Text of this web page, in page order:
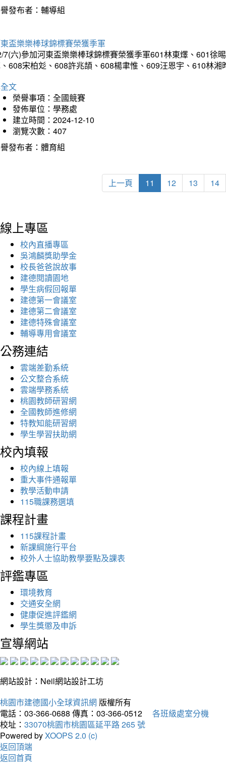
發布者：輔導組
盃樂樂棒球錦標賽榮獲季軍
7(六)參加河東盃樂樂棒球錦標賽榮獲季軍601林東燡、601徐
608宋柏彣、608許兆頡、608楊聿惟、609汪恩宇、610林
文
榮譽事項：全國競賽
發佈單位：學務處
建立時間：2024-12-10
瀏覽次數：407
發布者：體育組
上一頁 11 12 13 14
線上專區
校內直播專區
吳鴻麟獎助學金
校長爸爸說故事
建德閱讀園地
學生病假回報單
建德第一會議室
建德第二會議室
建德特殊會議室
輔導專用會議室
公務連結
雲端差勤系統
公文整合系統
雲端學務系統
桃園教師研習網
全國教師進修網
特教知能研習網
學生學習扶助網
校內填報
校內線上填報
重大事件通報單
教學活動申請
115職課務選填
課程計畫
115課程計畫
新課綱施行平台
校外人士協助教學要點及課表
評鑑專區
環境教育
交通安全網
健康促進評鑑網
學生獎懲及申訴
宣導網站
網站設計：Neil網站設計工坊
桃園市建德國小全球資訊網 版權所有
電話：03-366-0688 傳真：03-366-0512
各班級處室分機
校址： 33070桃園市桃園區延平路 265 號
Powered byXOOPS 2.0 (c)
返回頂端
返回首頁